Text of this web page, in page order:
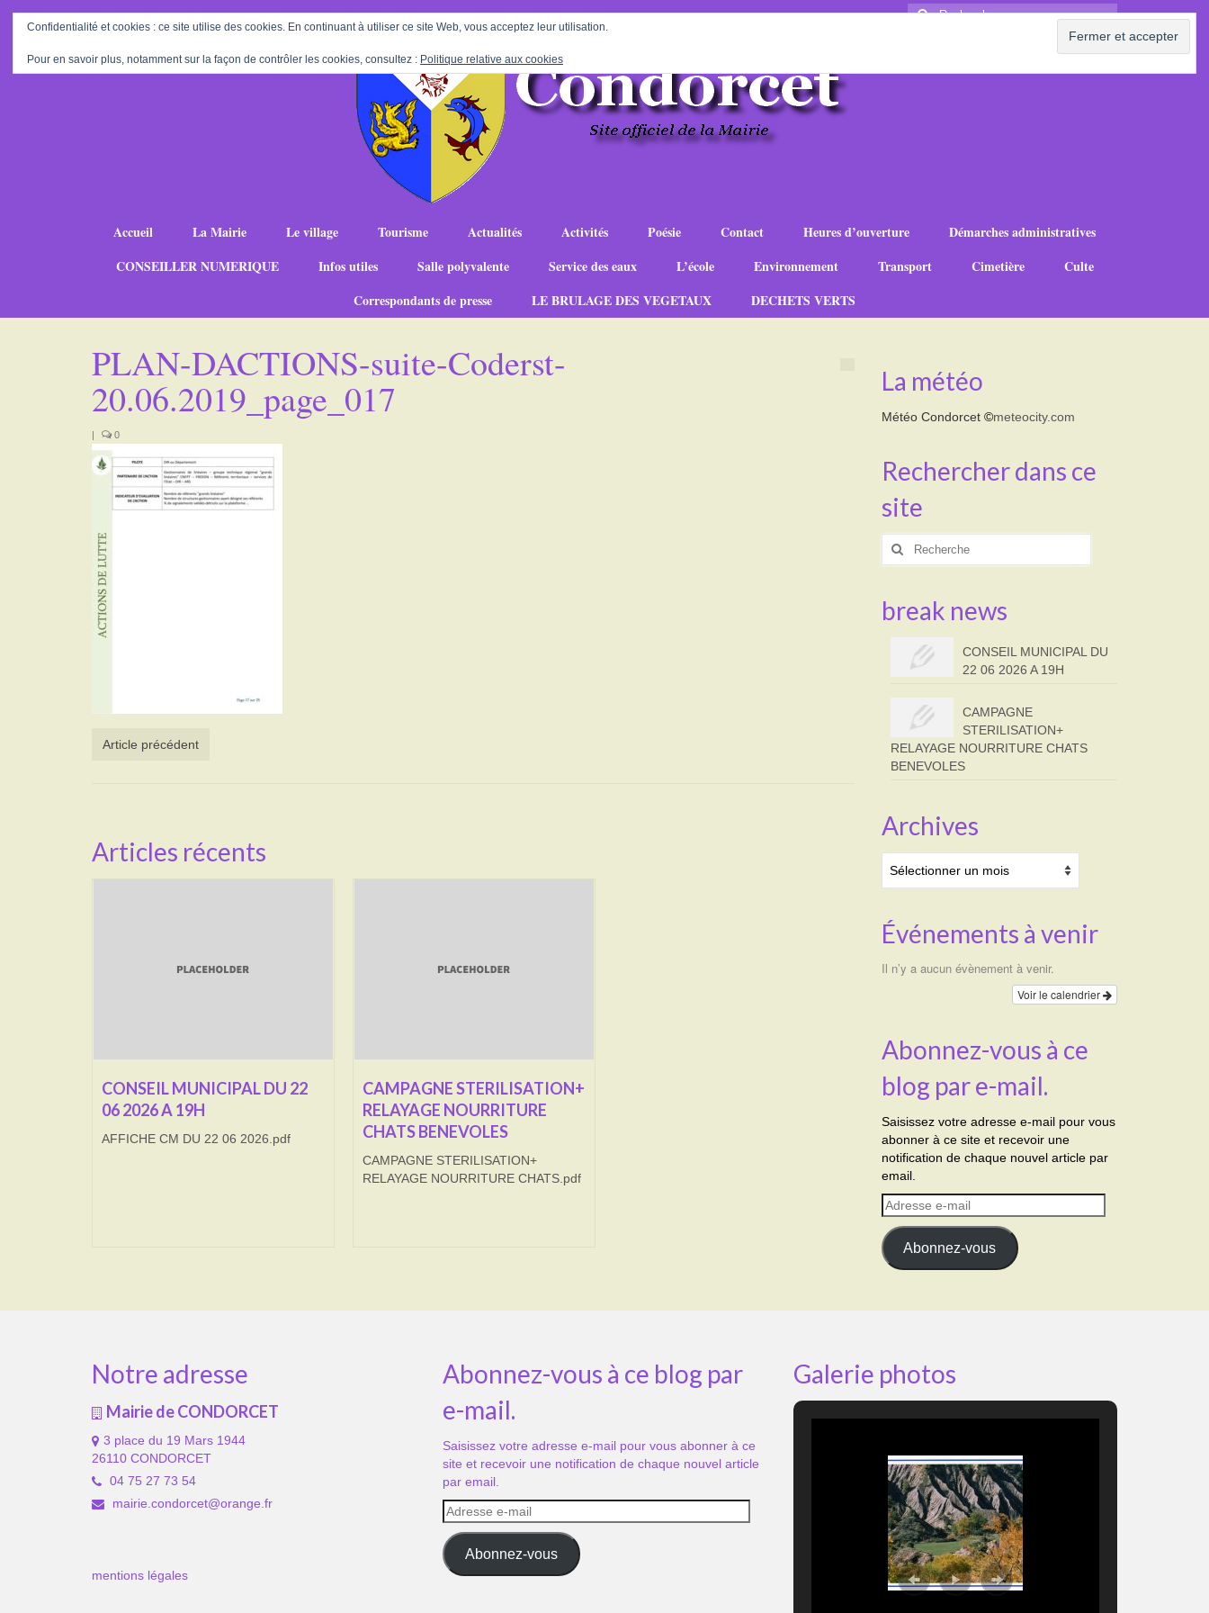
Rechercher
Accueil La Mairie Le village Tourisme Actualités Activités Poésie Contact Heures d’ouverture
Démarches administratives
CONSEILLER NUMERIQUE
Infos utiles Salle polyvalente Service des eaux L’école Environnement Transport Cimetière
Culte
Correspondants de presse
LE BRULAGE DES VEGETAUX DECHETS VERTS
PLAN-DACTIONS-suite-Coderst-
20.06.2019_page_017
| 0
Article précédent
Articles récents
CONSEIL MUNICIPAL DU 22
06 2026 A 19H
AFFICHE CM DU 22 06 2026.pdf
CAMPAGNE STERILISATION+
RELAYAGE NOURRITURE
CHATS BENEVOLES
CAMPAGNE STERILISATION+
RELAYAGE NOURRITURE CHATS.pdf
La météo
Météo Condorcet©meteocity.com
Rechercher dans ce
site
Rechercher
break news
CONSEIL MUNICIPAL DU
22 06 2026 A 19H
CAMPAGNE
STERILISATION+
RELAYAGE NOURRITURE CHATS
BENEVOLES
Archives
Événements à venir
Il n’y a aucun évènement à venir.
Voir le calendrier
Abonnez-vous à ce
blog par e-mail.
Saisissez votre adresse e-mail pour vous
abonner à ce site et recevoir une
notification de chaque nouvel article par
email.
Adresse
e-
mail
Abonnez-vous
Notre adresse
Mairie de CONDORCET
3 place du 19 Mars 1944
26110 CONDORCET
04 75 27 73 54
mairie.condorcet@orange.fr
mentions légales
Abonnez-vous à ce blog par
e-mail.
Saisissez votre adresse e-mail pour vous abonner à ce
site et recevoir une notification de chaque nouvel article
par email.
Adresse
e-
mail
Abonnez-vous
Galerie photos
Confidentialité et cookies : ce site utilise des cookies. En continuant à utiliser ce site Web, vous acceptez leur utilisation.
Pour en savoir plus, notamment sur la façon de contrôler les cookies, consultez : Politique relative aux cookies